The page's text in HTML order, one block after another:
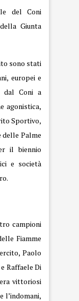
del Coni
Giunta
sono stati
europei e
dal Coni a
agonistica,
Sportivo,
Palme
il biennio
e società
campioni
Fiamme
Paolo
Raffaele Di
vittoriosi
l’indomani,